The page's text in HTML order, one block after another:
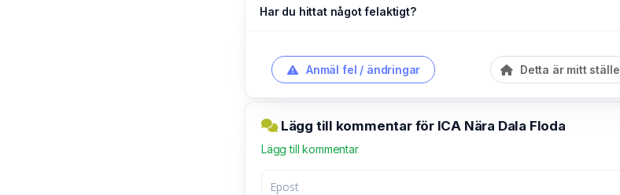
Har du hittat något felaktigt?
Anmäl fel / ändringar Detta är mitt ställe
Lägg till kommentar för ICA Nära Dala Floda
Lägg till kommentar